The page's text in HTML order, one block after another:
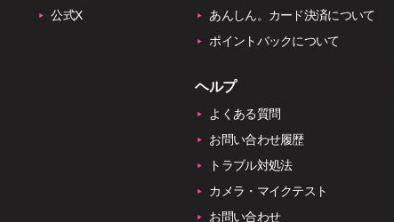
公式X
あんしん。カード決済について
ポイントバックについて
ヘルプ
よくある質問
お問い合わせ履歴
トラブル対処法
カメラ・マイクテスト
お問い合わせ